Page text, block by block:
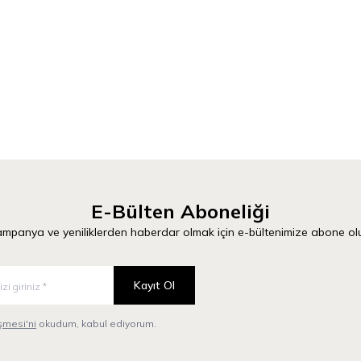
E-Bülten Aboneliği
ve yeniliklerden haberdar olmak için e-bültenimize abone
Kayıt Ol
okudum, kabul ediyorum.